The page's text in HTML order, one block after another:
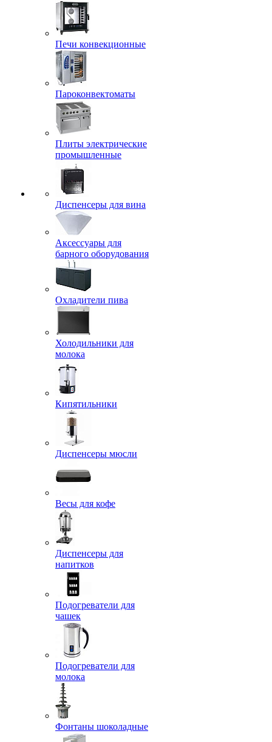
Печи конвекционные
Пароконвектоматы
Плиты электрические
промышленные
Диспенсеры для вина
Аксессуары для
барного оборудования
Охладители пива
Холодильники для
молока
Кипятильники
Диспенсеры мюсли
Весы для кофе
Диспенсеры для
напитков
Подогреватели для
чашек
Подогреватели для
молока
Фонтаны шоколадные